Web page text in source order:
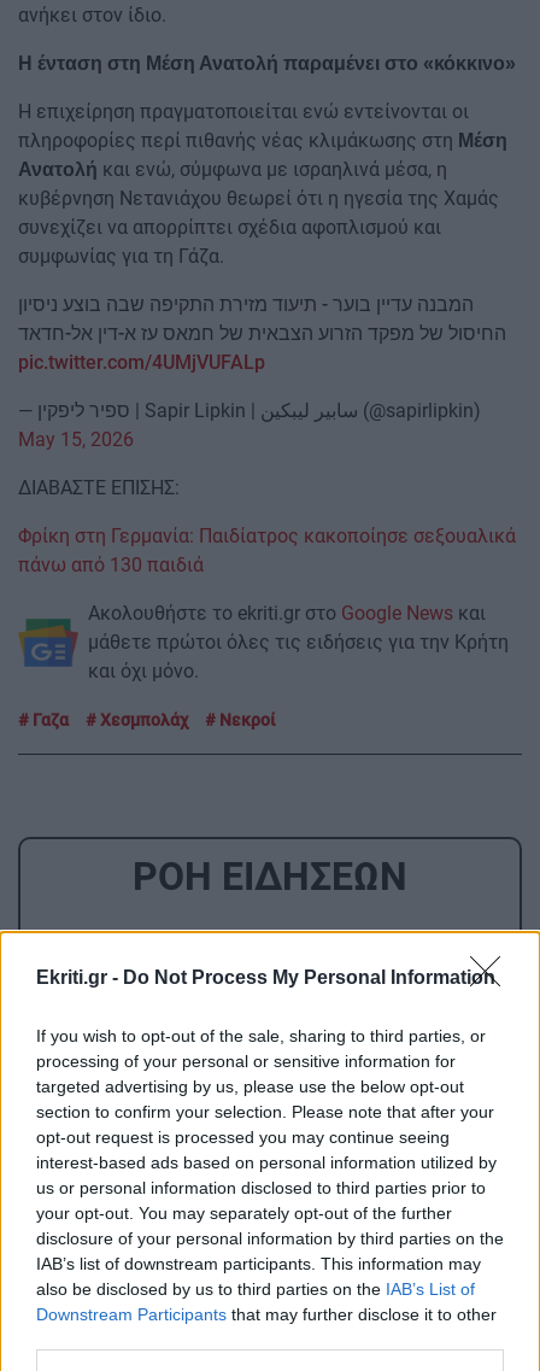
Ekriti.gr - Do Not Process My Personal Information
If you wish to opt-out of the sale, sharing to third parties, or
processing of your personal or sensitive information for
targeted advertising by us, please use the below opt-out
section to confirm your selection. Please note that after your
opt-out request is processed you may continue seeing
interest-based ads based on personal information utilized by
us or personal information disclosed to third parties prior to
your opt-out. You may separately opt-out of the further
disclosure of your personal information by third parties on the
IAB’s list of downstream participants. This information may
also be disclosed by us to third parties on the IAB’s List of
Downstream Participants that may further disclose it to other
ανήκει στον ίδιο.
Η ένταση στη Μέση Ανατολή παραμένει στο «κόκκινο»
Η επιχείρηση πραγματοποιείται ενώ εντείνονται οι
πληροφορίες περί πιθανής νέας κλιμάκωσης στη Μέση
Ανατολή και ενώ, σύμφωνα με ισραηλινά μέσα, η
κυβέρνηση Νετανιάχου θεωρεί ότι η ηγεσία της Χαμάς
συνεχίζει να απορρίπτει σχέδια αφοπλισμού και
συμφωνίας για τη Γάζα.
המבנה עדיין בוער - תיעוד מזירת התקיפה שבה בוצע ניסיון
החיסול של מפקד הזרוע הצבאית של חמאס עז א-דין אל-חדאד
pic.twitter.com/4UMjVUFALp
— ספיר ליפקין | Sapir Lipkin | سابير ليبكين (@sapirlipkin)
May 15, 2026
ΔΙΑΒΑΣΤΕ ΕΠΙΣΗΣ:
Φρίκη στη Γερμανία: Παιδίατρος κακοποίησε σεξουαλικά
πάνω από 130 παιδιά
Ακολουθήστε το ekriti.gr στο Google News και
μάθετε πρώτοι όλες τις ειδήσεις για την Κρήτη
και όχι μόνο.
Γαζα Χεσμπολάχ Νεκροί
ΡΟΗ ΕΙΔΗΣΕΩΝ
Τούνη: «Έβγαλα όλο το βράδυ στο νοσοκομείο
00:00
ΣΧΕΣΕΙΣ ΚΑΙ SEX
Ο σύντροφός σου σε κάνει καλύτερο άνθρωπο;
23:00
GOSSIP - LIFESTYLE
Μπρούκλιν Μπέκαμ: Εβρασε μακαρόνια με
θαλασσινό νερό